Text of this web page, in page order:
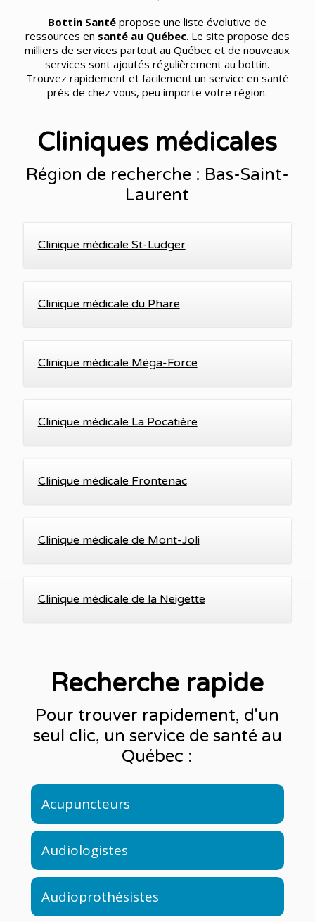
Bottin Santé propose une liste évolutive de
ressources en santé au Québec. Le site propose des
milliers de services partout au Québec et de nouveaux
services sont ajoutés régulièrement au bottin.
Trouvez rapidement et facilement un service en santé
près de chez vous, peu importe votre région.
Cliniques médicales
Région de recherche : Bas-Saint-
Laurent
Clinique médicale St-Ludger
Clinique médicale du Phare
Clinique médicale Méga-Force
Clinique médicale La Pocatière
Clinique médicale Frontenac
Clinique médicale de Mont-Joli
Clinique médicale de la Neigette
Recherche rapide
Pour trouver rapidement, d'un
seul clic, un service de santé au
Québec :
Acupuncteurs
Audiologistes
Audioprothésistes